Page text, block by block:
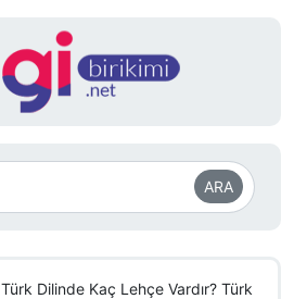
ARA
Türk Dilinde Kaç Lehçe Vardır? Türk